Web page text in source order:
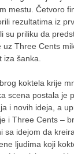
mestu. Četvoro
rezultatima iz
su priliku da
uz Three Cents
iza šanka.
koktela krije
scena postala je
i novih ideja, a
i Three Cents –
sa idejom da
ljudima koji